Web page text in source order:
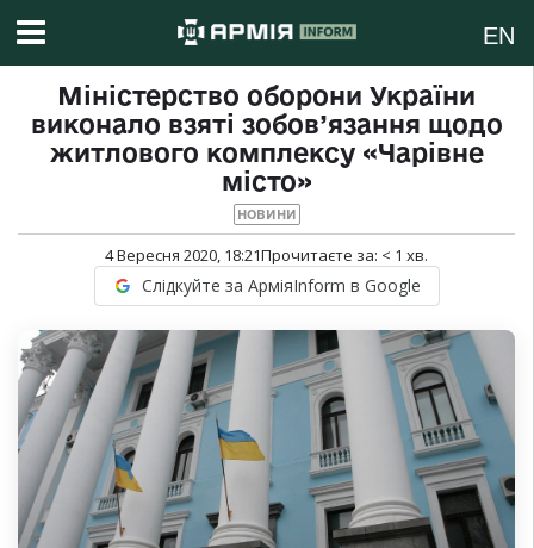
EN
Міністерство оборони України
виконало взяті зобов’язання щодо
житлового комплексу «Чарівне
місто»
НОВИНИ
4 Вересня 2020, 18:21Прочитаєте за: < 1 хв.
Слідкуйте за АрміяInform в Google